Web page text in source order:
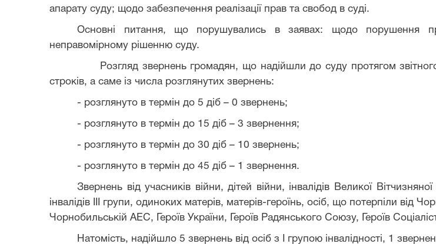
апарату суду; щодо забезпечення реалізації прав та свобод в суді.
Основні питання, що порушувались в заявах: щодо порушення
неправомірному рішенню суду.
Розгляд звернень громадян, що надійшли до суду протягом звітного
строків, а саме із числа розглянутих звернень:
- розглянуто в термін до 5 діб – 0 звернень;
- розглянуто в термін до 15 діб – 3 звернення;
- розглянуто в термін до 30 діб – 10 звернень;
- розглянуто в термін до 45 діб – 1 звернення.
Звернень від учасників війни, дітей війни, інвалідів Великої
інвалідів
групи, одиноких матерів, матерів-героїнь, осіб, що потерпіли від
Чорнобильській АЕС, Героїв України, Героїв Радянського Союзу, Героїв
Натомість, надійшло 5 звернень від осіб з групою інвалідності, 1